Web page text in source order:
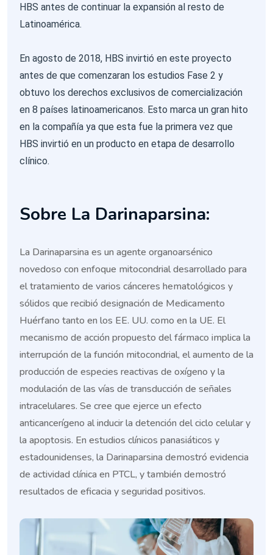
HBS antes de continuar la expansión al resto de
Latinoamérica.
En agosto de 2018, HBS invirtió en este proyecto
antes de que comenzaran los estudios Fase 2 y
obtuvo los derechos exclusivos de comercialización
en 8 países latinoamericanos. Esto marca un gran hito
en la compañía ya que esta fue la primera vez que
HBS invirtió en un producto en etapa de desarrollo
clínico.
Sobre La Darinaparsina:
La Darinaparsina es un agente organoarsénico
novedoso con enfoque mitocondrial desarrollado para
el tratamiento de varios cánceres hematológicos y
sólidos que recibió designación de Medicamento
Huérfano tanto en los EE. UU. como en la UE. El
mecanismo de acción propuesto del fármaco implica la
interrupción de la función mitocondrial, el aumento de la
producción de especies reactivas de oxígeno y la
modulación de las vías de transducción de señales
intracelulares. Se cree que ejerce un efecto
anticancerígeno al inducir la detención del ciclo celular y
la apoptosis. En estudios clínicos panasiáticos y
estadounidenses, la Darinaparsina demostró evidencia
de actividad clínica en PTCL, y también demostró
resultados de eficacia y seguridad positivos.